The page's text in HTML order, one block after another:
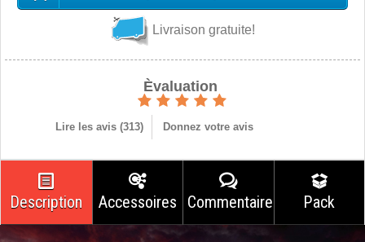
Livraison gratuite!
Èvaluation
Lire les avis (313) Donnez votre avis
Description Accessoires Commentaires Pack